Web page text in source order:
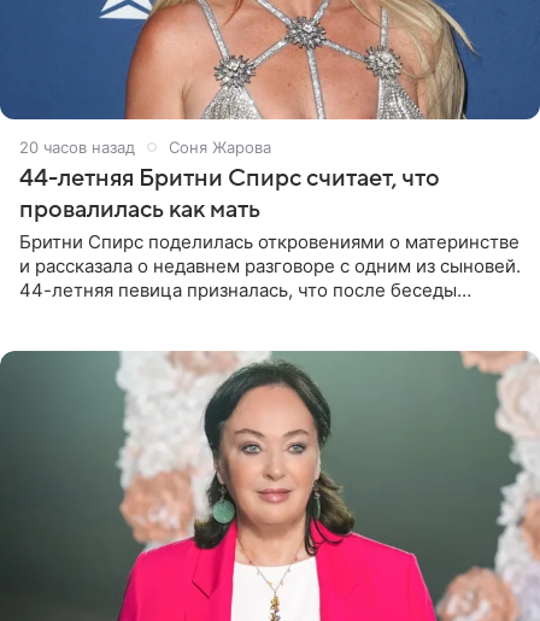
20 часов назад Соня Жарова
44-летняя Бритни Спирс считает, что
провалилась как мать
Бритни Спирс поделилась откровениями о материнстве
и рассказала о недавнем разговоре с одним из сыновей.
44-летняя певица призналась, что после беседы